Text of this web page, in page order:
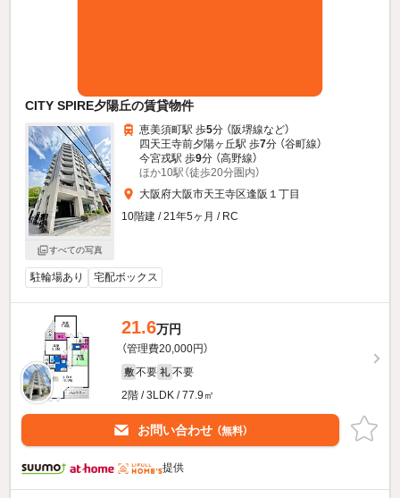
CITY SPIRE夕陽丘の賃貸物件
すべての写真
恵美須町駅 歩5分 （阪堺線など）
四天王寺前夕陽ヶ丘駅 歩7分 （谷町線）
今宮戎駅 歩9分 （高野線）
ほか10駅（徒歩20分圏内）
大阪府大阪市天王寺区逢阪１丁目
10階建 / 21年5ヶ月 / RC
駐輪場あり 宅配ボックス
21.6万円
（管理費20,000円）
敷 不要 礼 不要
2階 / 3LDK / 77.9㎡
お問い合わせ （無料）
提供